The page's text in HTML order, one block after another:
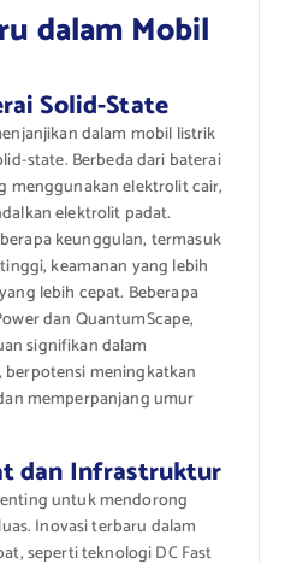
dalam Mobil
Solid-State
dalam mobil listrik
state. Berbeda dari baterai
menggunakan elektrolit cair,
elektrolit padat.
keunggulan, termasuk
keamanan yang lebih
lebih cepat. Beberapa
dan QuantumScape,
signifikan dalam
meningkatkan
memperpanjang umur
dan Infrastruktur
untuk mendorong
Inovasi terbaru dalam
seperti teknologi DC Fast